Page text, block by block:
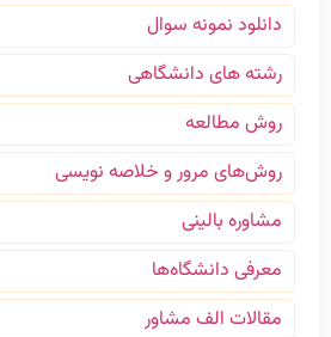
دانلود نمونه سوال
رشته های دانشگاهی
روش مطالعه
روش‌های مرور و خلاصه نویسی
مشاوره بالینی
معرفی دانشگاه‌ها
مقالات الف مشاور